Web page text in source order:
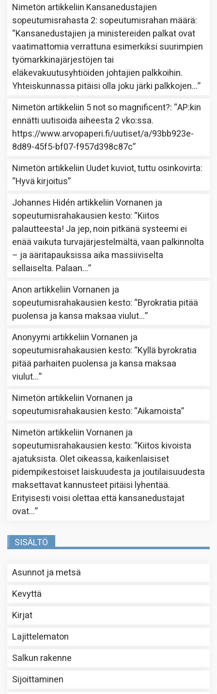
Nimetön artikkeliin Kansanedustajien
sopeutumisrahasta 2: sopeutumisrahan määrä:
“Kansanedustajien ja ministereiden palkat ovat
vaatimattomia verrattuna esimerkiksi suurimpien
työmarkkinajärjestöjen tai
eläkevakuutusyhtiöiden johtajien palkkoihin.
Yhteiskunnassa pitäisi olla joku järki palkkojen…”
Nimetön artikkeliin 5 not so magnificent?: “AP:kin
ennätti uutisoida aiheesta 2 vko:ssa.
https://www.arvopaperi.fi/uutiset/a/93bb923e-
8d89-45f5-bf07-f957d398c87c”
Nimetön artikkeliin Uudet kuviot, tuttu osinkovirta:
“Hyvä kirjoitus”
Johannes Hidén artikkeliinVornanen ja
sopeutumisrahakausien kesto: “Kiitos
palautteesta! Ja jep, noin pitkänä systeemi ei
enää vaikuta turvajärjestelmältä, vaan palkinnolta
– ja ääritapauksissa aika massiiviselta
sellaiselta. Palaan…”
Anon artikkeliinVornanen ja
sopeutumisrahakausien kesto: “Byrokratia pitää
puolensa ja kansa maksaa viulut…”
Anonyymi artikkeliinVornanen ja
sopeutumisrahakausien kesto: “Kyllä byrokratia
pitää parhaiten puolensa ja kansa maksaa
viulut…”
Nimetön artikkeliinVornanen ja
sopeutumisrahakausien kesto: “Aikamoista”
Nimetön artikkeliinVornanen ja
sopeutumisrahakausien kesto: “Kiitos kivoista
ajatuksista. Olet oikeassa, kaikenlaisiset
pidempikestoiset laiskuudesta ja joutilaisuudesta
maksettavat kannusteet pitäisi lyhentää.
Erityisesti voisi olettaa että kansanedustajat
ovat…”
SISÄLTÖ
Asunnot ja metsä
Kevyttä
Kirjat
Lajittelematon
Salkun rakenne
Sijoittaminen